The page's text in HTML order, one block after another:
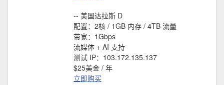
-- 美国达拉斯 D
配置：2核 / 1GB 内存 / 4TB 流量
带宽：1Gbps
流媒体 + AI 支持
测试 IP：103.172.135.137
$25美金 / 年
立即购买